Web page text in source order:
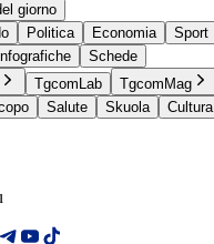
giorno
Politica Economia Sport
Infografiche
Schede
TgcomLab TgcomMag
Salute Skuola Cultura